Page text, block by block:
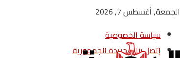
الجمعة, أغسطس 7, 2026
سياسة الخصوصية
إتصل بنا – جريدة الجمهورية